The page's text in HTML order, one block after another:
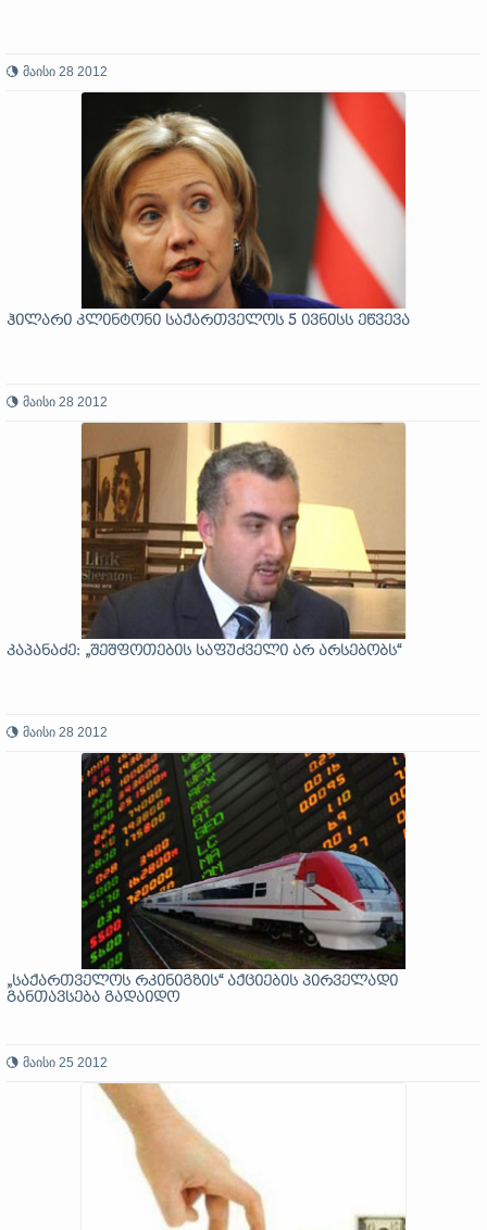
მაისი 28 2012
ჰილარი კლინტონი საქართველოს 5 ივნისს ეწვევა
მაისი 28 2012
კაპანაძე: „შეშფოთების საფუძველი არ არსებობს“
მაისი 28 2012
„საქართველოს რკინიგზის“ აქციების პირველადი
განთავსება გადაიდო
მაისი 25 2012